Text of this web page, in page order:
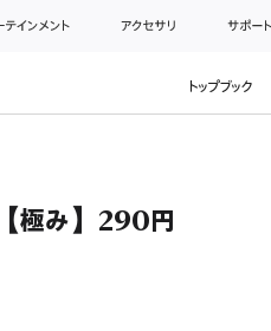
インメント アクセサリ サポート
トップブック
【極み】290円